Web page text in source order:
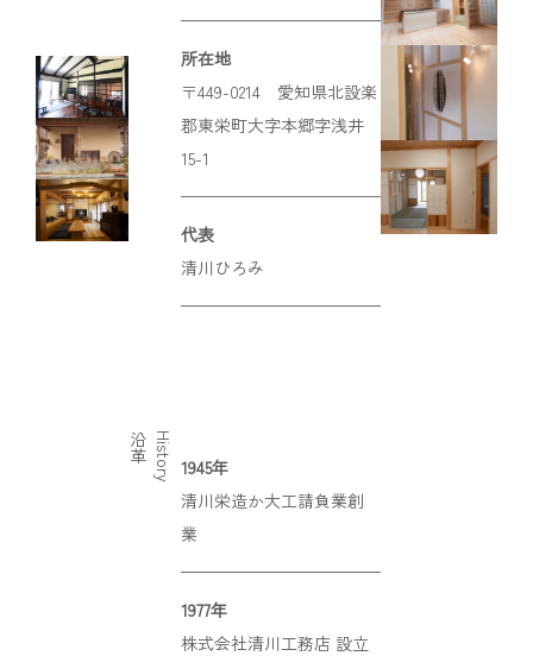
所在地
〒449-0214 愛知県北設楽
郡東栄町大字本郷字浅井
15-1
代表
清川ひろみ
History
沿革
1945年
清川栄造か大工請負業創
業
1977年
株式会社清川工務店 設立